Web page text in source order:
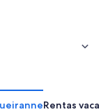
Rentas